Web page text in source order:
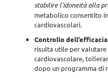
stabilire l’idoneità alla
metabolico consentito
cardiovascolari.
Controllo
risulta utile pervalutare
cardiovascolare,
dopo un programma di